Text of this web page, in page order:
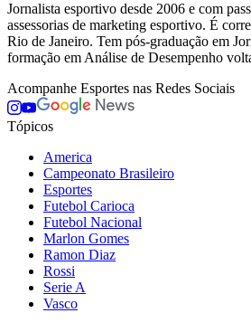
Jornalista esportivo desde 2006 e com
assessorias de marketing esportivo. É
Rio de Janeiro. Tem pós-graduação em
formação em Análise de Desempenho
Acompanhe Esportes nas Redes Sociais
Tópicos
America
Campeonato Brasileiro
Esportes
Futebol Carioca
Futebol Nacional
Marlon Gomes
Ramon Diaz
Rossi
Serie A
Vasco